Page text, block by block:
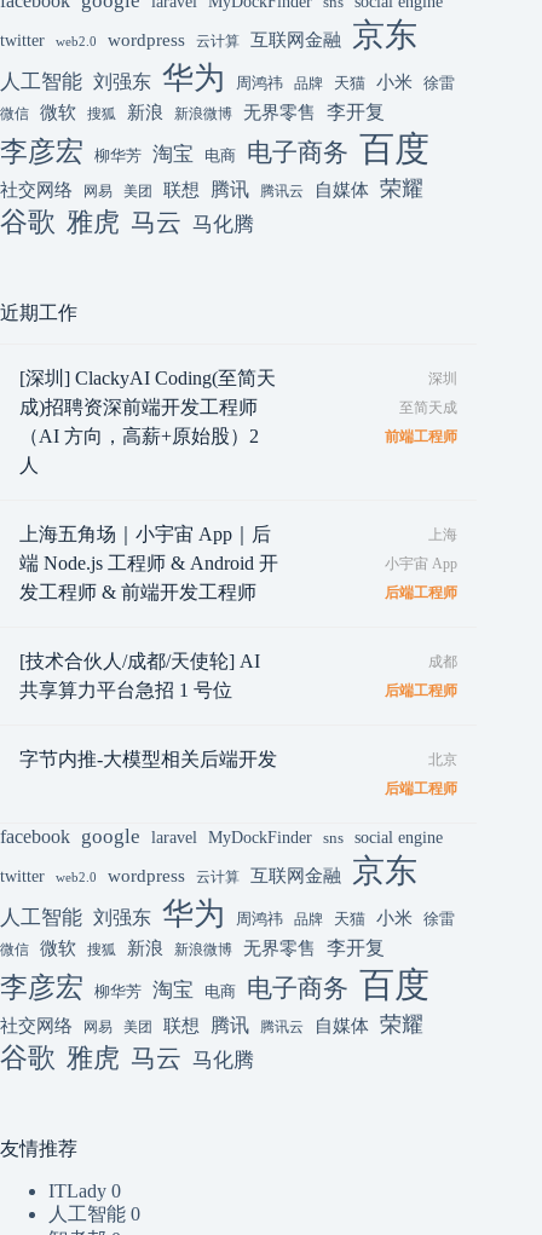
twitter web2.0 wordpress 云计算 互联网金融 京东
人工智能 刘强东 华为 周鸿祎 品牌 天猫 小米 徐雷
微信 微软 搜狐 新浪 新浪微博 无界零售 李开复
李彦宏 柳华芳 淘宝 电商 电子商务 百度
社交网络 网易 美团 联想 腾讯 腾讯云 自媒体 荣耀
谷歌 雅虎 马云 马化腾
近期工作
[深圳] ClackyAI Coding(至简天
成)招聘资深前端开发工程师
（AI 方向，高薪+原始股）2
人
深圳
至简天成
前端工程师
上海五角场｜小宇宙 App｜后
端 Node.js 工程师 & Android 开
发工程师 & 前端开发工程师
上海
小宇宙 App
后端工程师
[技术合伙人/成都/天使轮] AI
共享算力平台急招 1 号位
成都
后端工程师
字节内推-大模型相关后端开发
北京
后端工程师
facebook google laravel MyDockFinder sns social engine
twitter web2.0 wordpress 云计算 互联网金融 京东
人工智能 刘强东 华为 周鸿祎 品牌 天猫 小米 徐雷
微信 微软 搜狐 新浪 新浪微博 无界零售 李开复
李彦宏 柳华芳 淘宝 电商 电子商务 百度
社交网络 网易 美团 联想 腾讯 腾讯云 自媒体 荣耀
谷歌 雅虎 马云 马化腾
友情推荐
ITLady 0
人工智能 0